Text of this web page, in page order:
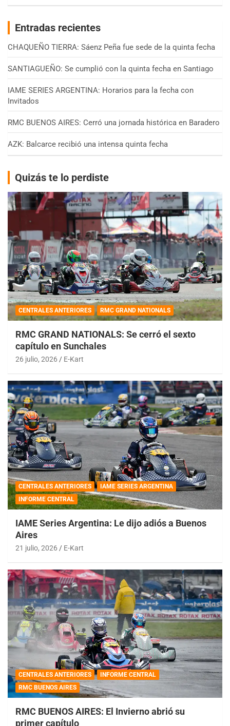
Entradas recientes
CHAQUEÑO TIERRA: Sáenz Peña fue sede de la quinta fecha
SANTIAGUEÑO: Se cumplió con la quinta fecha en Santiago
IAME SERIES ARGENTINA: Horarios para la fecha con
Invitados
RMC BUENOS AIRES: Cerró una jornada histórica en Baradero
AZK: Balcarce recibió una intensa quinta fecha
Quizás te lo perdiste
CENTRALES ANTERIORES RMC GRAND NATIONALS
RMC GRAND NATIONALS: Se cerró el sexto
capítulo en Sunchales
26 julio, 2026 E-Kart
CENTRALES ANTERIORES
IAME SERIES ARGENTINA
INFORME CENTRAL
IAME Series Argentina: Le dijo adiós a Buenos
Aires
21 julio, 2026 E-Kart
CENTRALES ANTERIORES
INFORME CENTRAL
RMC BUENOS AIRES
RMC BUENOS AIRES: El Invierno abrió su
primer capítulo